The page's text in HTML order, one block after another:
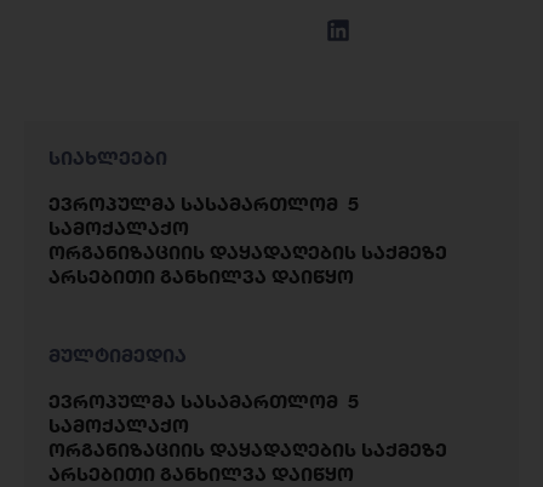
სიახლეები
ევროპულმა სასამართლომ 5
სამოქალაქო
ორგანიზაციის დაყადაღების საქმეზე
არსებითი განხილვა დაიწყო
მულტიმედია
ევროპულმა სასამართლომ 5
სამოქალაქო
ორგანიზაციის დაყადაღების საქმეზე
არსებითი განხილვა დაიწყო